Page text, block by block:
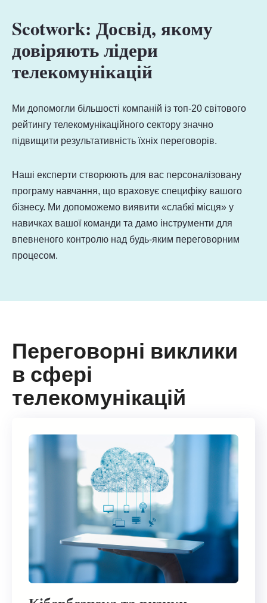
Scotwork: Досвід, якому
довіряють лідери
телекомунікацій
Ми допомогли більшості компаній із топ-20 світового
рейтингу телекомунікаційного сектору значно
підвищити результативність їхніх переговорів.
Наші експерти створюють для вас персоналізовану
програму навчання, що враховує специфіку вашого
бізнесу. Ми допоможемо виявити «слабкі місця» у
навичках вашої команди та дамо інструменти для
впевненого контролю над будь-яким переговорним
процесом.
Переговорні виклики
в сфері
телекомунікацій